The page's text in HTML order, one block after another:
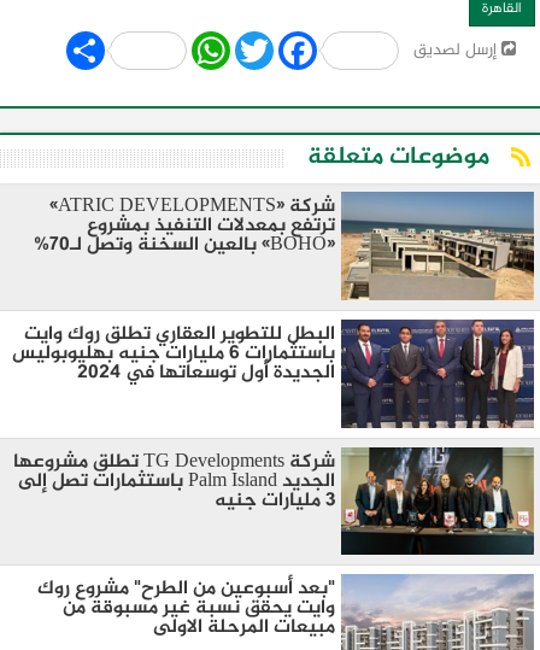
القاهرة
إرسل لصديق Share WhatsApp
Twitter Facebook
موضوعات متعلقة
شركة «ATRIC DEVELOPMENTS»
ترتفع بمعدلات التنفيذ بمشروع
«BOHO» بالعين السخنة وتصل لـ70%
البطل للتطوير العقاري تطلق روك وايت
باستثمارات 6 مليارات جنيه بهليوبوليس
الجديدة أول توسعاتها في 2024
شركة TG Developments تطلق مشروعها
الجديد Palm Island باستثمارات تصل إلى
3 مليارات جنيه
"بعد أسبوعين من الطرح" مشروع روك
وايت يحقق نسبة غير مسبوقة من
مبيعات المرحلة الاولى